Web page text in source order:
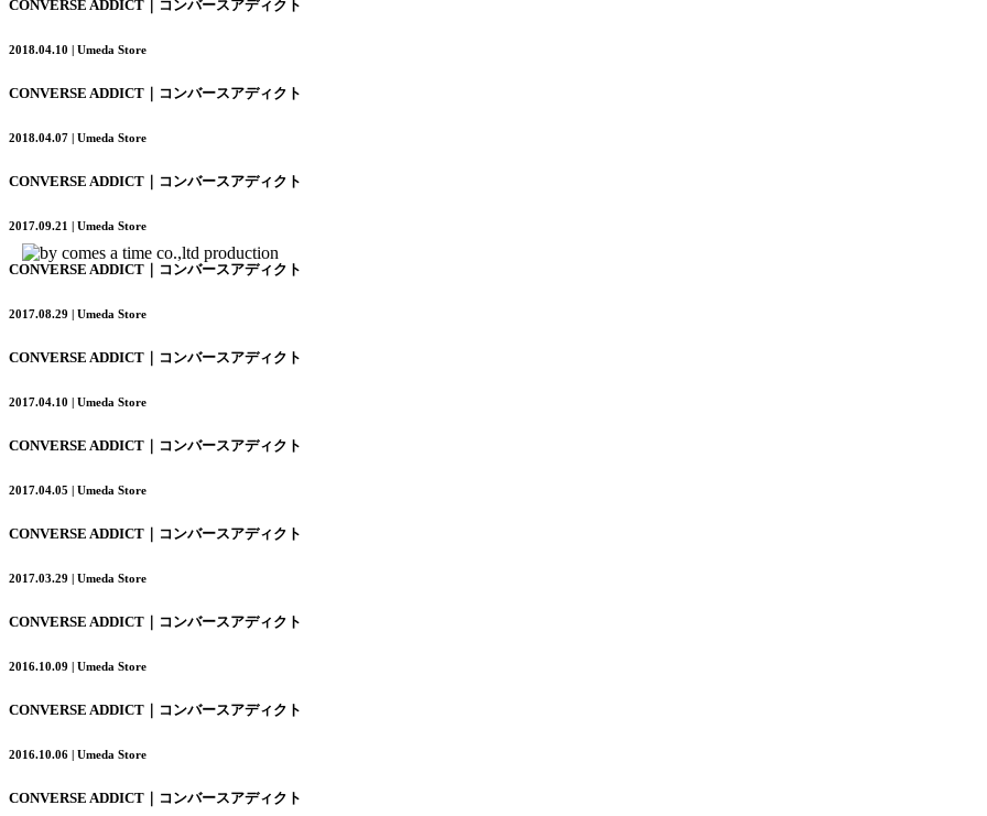
CONVERSE ADDICT｜コンバースアディクト
2018.04.10 | Umeda Store
CONVERSE ADDICT｜コンバースアディクト
2018.04.07 | Umeda Store
CONVERSE ADDICT｜コンバースアディクト
2017.09.21 | Umeda Store
CONVERSE ADDICT｜コンバースアディクト
2017.08.29 | Umeda Store
CONVERSE ADDICT｜コンバースアディクト
2017.04.10 | Umeda Store
CONVERSE ADDICT｜コンバースアディクト
2017.04.05 | Umeda Store
CONVERSE ADDICT｜コンバースアディクト
2017.03.29 | Umeda Store
CONVERSE ADDICT｜コンバースアディクト
2016.10.09 | Umeda Store
CONVERSE ADDICT｜コンバースアディクト
2016.10.06 | Umeda Store
CONVERSE ADDICT｜コンバースアディクト